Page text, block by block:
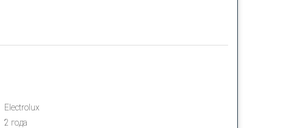
сразу, оставшиеся платежи через
Electrolux
2 года